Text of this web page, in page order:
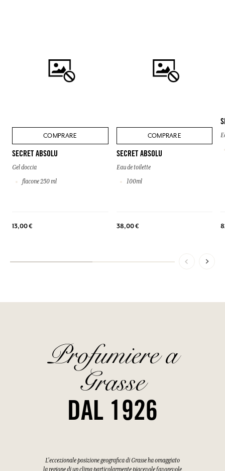
COMPRARE
SECRET ABSOLU
Gel doccia
flacone 250 ml
13,00 €
COMPRARE
SECRET ABSOLU
Eau de toilette
100ml
38,00 €
Profumiere a
Grasse
DAL 1926
L'eccezionale posizione geografica di Grasse ha omaggiato
la regione di un clima particolarmente piacevole favorevole